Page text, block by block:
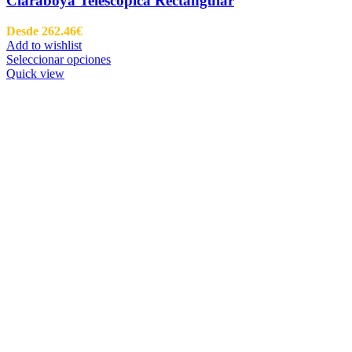
Desde 262.46€
Add to wishlist
Seleccionar opciones
Quick view